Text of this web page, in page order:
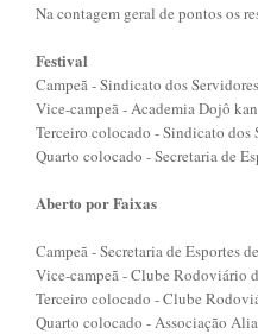
Na contagem geral de pontos os
Festival
Campeã - Sindicato dos
Vice-campeã - Academia Dojô
Terceiro colocado - Sindicato dos
Quarto colocado - Secretaria de
Aberto por Faixas
Campeã - Secretaria de Esportes
Vice-campeã - Clube Rodoviário
Terceiro colocado - Clube
Quarto colocado - Associação